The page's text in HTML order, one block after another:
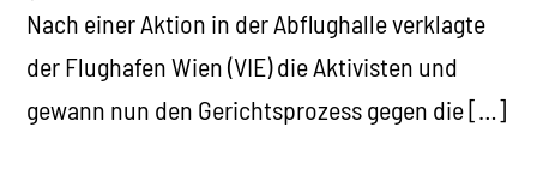
Nach einer Aktion in der Abflughalle verklagte
der Flughafen Wien (VIE) die Aktivisten und
gewann nun den Gerichtsprozess gegen die […]